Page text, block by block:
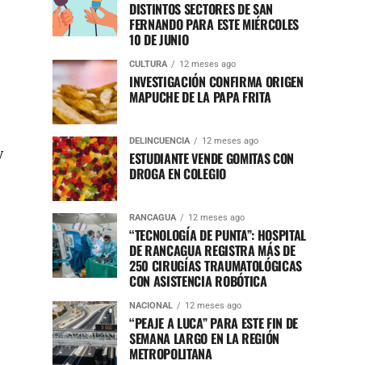
DISTINTOS SECTORES DE SAN
FERNANDO PARA ESTE MIÉRCOLES
10 DE JUNIO
CULTURA 12 meses ago
INVESTIGACIÓN CONFIRMA ORIGEN
MAPUCHE DE LA PAPA FRITA
DELINCUENCIA 12 meses ago
ESTUDIANTE VENDE GOMITAS CON
DROGA EN COLEGIO
RANCAGUA 12 meses ago
“TECNOLOGÍA DE PUNTA”: HOSPITAL
DE RANCAGUA REGISTRA MÁS DE
250 CIRUGÍAS TRAUMATOLÓGICAS
CON ASISTENCIA ROBÓTICA
NACIONAL 12 meses ago
“PEAJE A LUCA” PARA ESTE FIN DE
SEMANA LARGO EN LA REGIÓN
METROPOLITANA